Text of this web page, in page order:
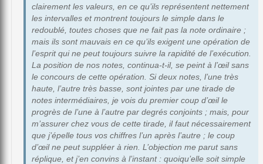
clairement les valeurs, en ce qu’ils représentent nettement
les intervalles et montrent toujours le simple dans le
redoublé, toutes choses que ne fait pas la note ordinaire ;
mais ils sont mauvais en ce qu’ils exigent une opération de
l’esprit qui ne peut toujours suivre la rapidité de l’exécution.
La position de nos notes, continua-t-il, se peint à l’œil sans
le concours de cette opération. Si deux notes, l’une très
haute, l’autre très basse, sont jointes par une tirade de
notes intermédiaires, je vois du premier coup d’œil le
progrès de l’une à l’autre par degrés conjoints ; mais, pour
m’assurer chez vous de cette tirade, il faut nécessairement
que j’épelle tous vos chiffres l’un après l’autre ; le coup
d’œil ne peut suppléer à rien. L’objection me parut sans
réplique, et j’en convins à l’instant : quoiqu’elle soit simple